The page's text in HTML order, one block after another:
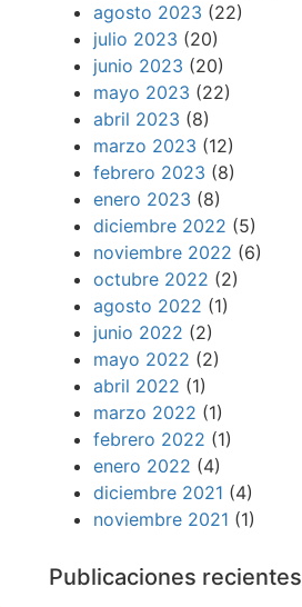
agosto 2023 (22)
julio 2023 (20)
junio 2023 (20)
mayo 2023 (22)
abril 2023 (8)
marzo 2023 (12)
febrero 2023 (8)
enero 2023 (8)
diciembre 2022 (5)
noviembre 2022 (6)
octubre 2022 (2)
agosto 2022 (1)
junio 2022 (2)
mayo 2022 (2)
abril 2022 (1)
marzo 2022 (1)
febrero 2022 (1)
enero 2022 (4)
diciembre 2021 (4)
noviembre 2021 (1)
Publicaciones recientes